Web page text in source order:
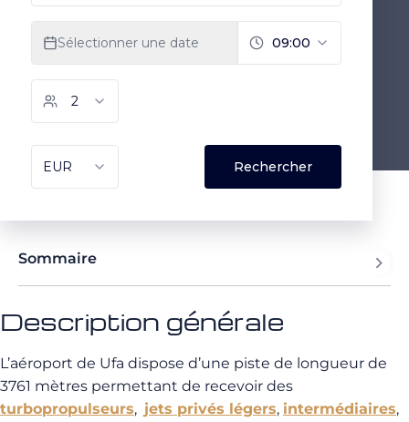
Sommaire
Description générale
L’aéroport de Ufa dispose d’une piste de longueur de
3761 mètres permettant de recevoir des
turbopropulseurs, jets privés légers, intermédiaires,